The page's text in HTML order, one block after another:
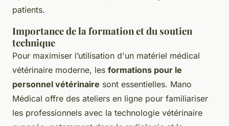
patients.
Importance de la formation et du soutien
technique
Pour maximiser l’utilisation d'un matériel médical
vétérinaire moderne, les formations pour le
personnel vétérinaire sont essentielles. Mano
Médical offre des ateliers en ligne pour familiariser
les professionnels avec la technologie vétérinaire